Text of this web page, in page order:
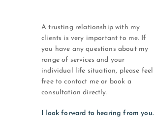
A trusting relationship with my
clients is very important to me. If
you have any questions about my
range of services and your
individual life situation, please feel
free to contact me or book a
consultation directly.
I look forward to hearing from you.